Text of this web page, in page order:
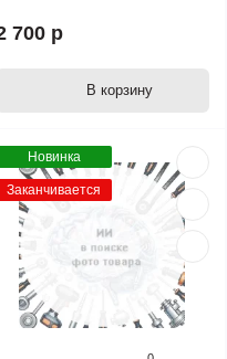
700 р
В корзину
Новинка
Заканчивается